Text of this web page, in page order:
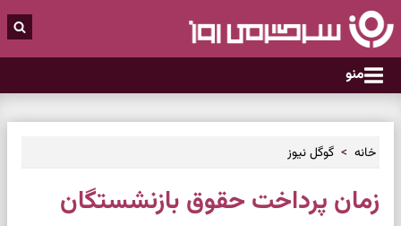
منو
خانه گوگل نیوز
زمان پرداخت حقوق بازنشستگان